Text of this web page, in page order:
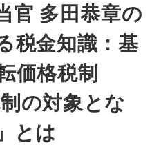
官 多田恭章の
税金知識：基
価格税制
の対象とな
とは